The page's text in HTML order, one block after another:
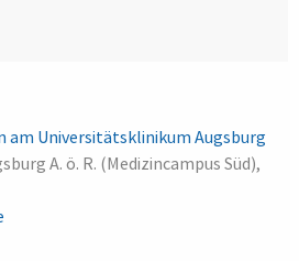
am Universitätsklinikum Augsburg
A. ö. R. (Medizincampus Süd),